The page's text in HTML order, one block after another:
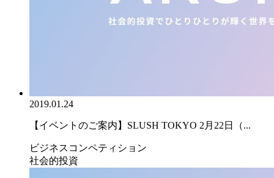
2019.01.24
【イベントのご案内】SLUSH TOKYO 2月22日（...
ビジネスコンペティション
社会的投資